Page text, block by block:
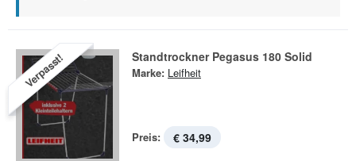
Verpasst! Standtrockner Pegasus 180 Solid
Marke: Leifheit
Preis: € 34,99